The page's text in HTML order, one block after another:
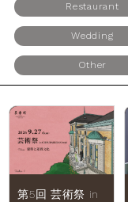
Restaurant
Wedding
Other
第5回 芸術祭 in